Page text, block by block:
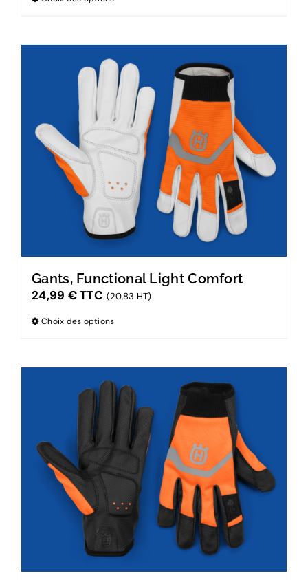
Gants, Functional Light Comfort
24,99 €TTC (20,83 HT)
Choix des options